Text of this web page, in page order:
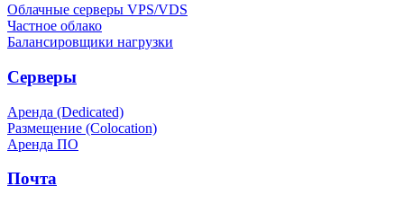
Облачные серверы VPS/VDS
Частное облако
Балансировщики нагрузки
Серверы
Аренда (Dedicated)
Размещение (Colocation)
Аренда ПО
Почта